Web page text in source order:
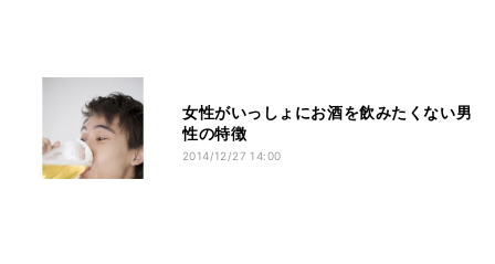
女性がいっしょにお酒を飲みたくない男
性の特徴
2014/12/27 14:00